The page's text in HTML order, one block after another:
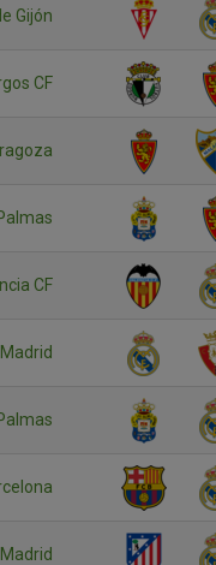
Gijón
CF
CF